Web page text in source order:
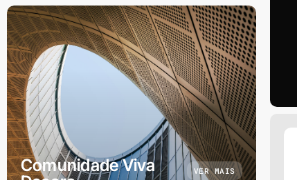
Comunidade Viva
VER MAIS